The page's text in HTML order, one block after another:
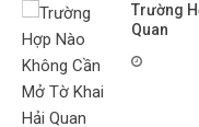
Trường
Quan